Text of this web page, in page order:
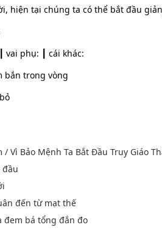
hiện tại chúng ta có thể bắt đầu
vai phụ: ┃ cái khác:
bắn trong vòng
Vì Bảo Mệnh Ta Bắt Đầu Truy Giáo
đầu
đến từ mạt thế
đem bá tổng đắn đo